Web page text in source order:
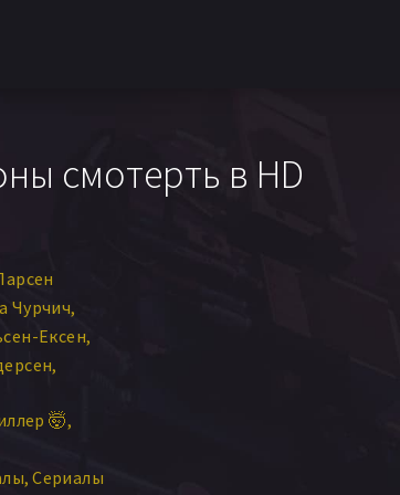
смотерть в HD
Чурчич
Ексен
🤯
Сериалы